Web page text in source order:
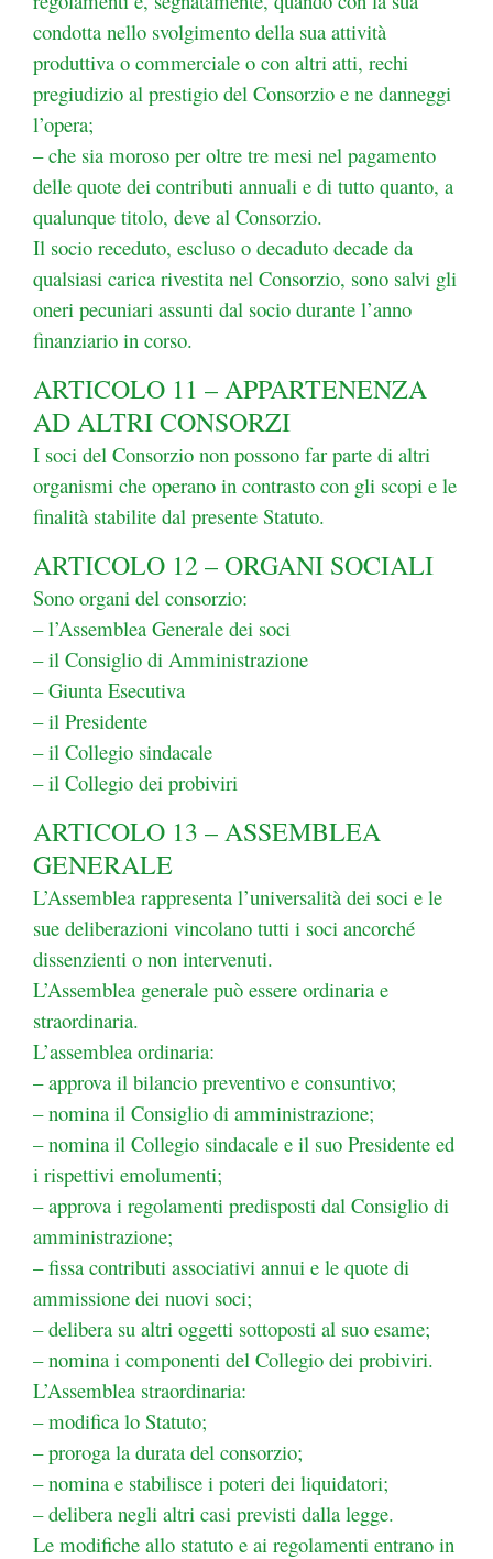
condotta nello svolgimento della sua attività
produttiva o commerciale o con altri atti, rechi
pregiudizio al prestigio del Consorzio e ne danneggi
l’opera;
– che sia moroso per oltre tre mesi nel pagamento
delle quote dei contributi annuali e di tutto quanto, a
qualunque titolo, deve al Consorzio.
Il socio receduto, escluso o decaduto decade da
qualsiasi carica rivestita nel Consorzio, sono salvi gli
oneri pecuniari assunti dal socio durante l’anno
finanziario in corso.
ARTICOLO 11 – APPARTENENZA
AD ALTRI CONSORZI
I soci del Consorzio non possono far parte di altri
organismi che operano in contrasto con gli scopi e le
finalità stabilite dal presente Statuto.
ARTICOLO 12 – ORGANI SOCIALI
Sono organi del consorzio:
– l’Assemblea Generale dei soci
– il Consiglio di Amministrazione
– Giunta Esecutiva
– il Presidente
– il Collegio sindacale
– il Collegio dei probiviri
ARTICOLO 13 – ASSEMBLEA
GENERALE
L’Assemblea rappresenta l’universalità dei soci e le
sue deliberazioni vincolano tutti i soci ancorché
dissenzienti o non intervenuti.
L’Assemblea generale può essere ordinaria e
straordinaria.
L’assemblea ordinaria:
– approva il bilancio preventivo e consuntivo;
– nomina il Consiglio di amministrazione;
– nomina il Collegio sindacale e il suo Presidente ed
i rispettivi emolumenti;
– approva i regolamenti predisposti dal Consiglio di
amministrazione;
– fissa contributi associativi annui e le quote di
ammissione dei nuovi soci;
– delibera su altri oggetti sottoposti al suo esame;
– nomina i componenti del Collegio dei probiviri.
L’Assemblea straordinaria:
– modifica lo Statuto;
– proroga la durata del consorzio;
– nomina e stabilisce i poteri dei liquidatori;
– delibera negli altri casi previsti dalla legge.
Le modifiche allo statuto e ai regolamenti entrano in